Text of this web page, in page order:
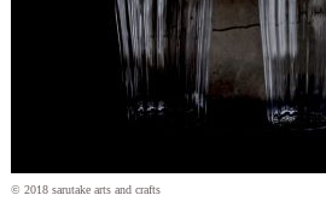
© 2018 sarutake arts and crafts